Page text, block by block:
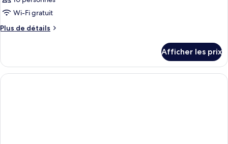
Wi-Fi gratuit
Plus de détails
Plus
Chambre
Afficher les prix